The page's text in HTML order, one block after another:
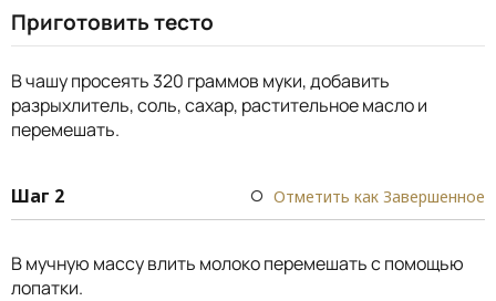
Приготовить тесто
В чашу просеять 320 граммов муки, добавить
разрыхлитель, соль, сахар, растительное масло и
перемешать.
Шаг 2 Отметить как Завершенное
В мучную массу влить молоко перемешать с помощью
лопатки.